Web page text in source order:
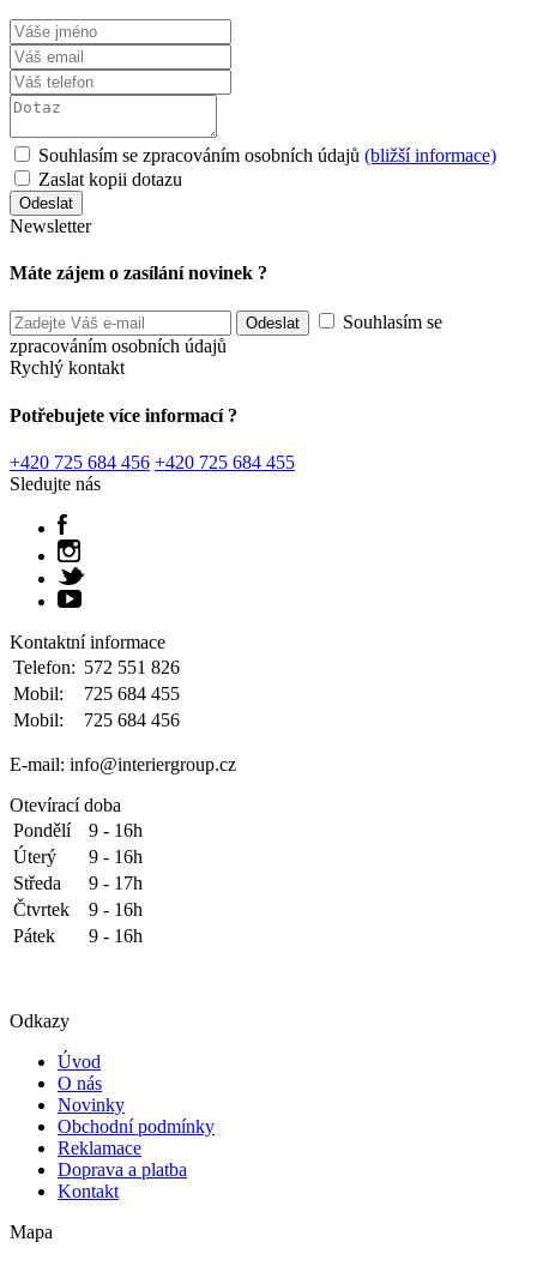
Souhlasím se zpracováním osobních údajů (bližší informace)
Zaslat kopii dotazu
Newsletter
Máte zájem o zasílání novinek ?
Souhlasím se
zpracováním osobních údajů
Rychlý kontakt
Potřebujete více informací ?
+420 725 684 456 +420 725 684 455
Sledujte nás
Kontaktní informace
Telefon: 572 551 826
Mobil:
725 684 455
Mobil:
725 684 456
E-mail: info@interiergroup.cz
Otevírací doba
Pondělí
9 - 16h
Úterý
9 - 16h
Středa
9 - 17h
Čtvrtek
9 - 16h
Pátek
9 - 16h
Odkazy
Úvod
O nás
Novinky
Obchodní podmínky
Reklamace
Doprava a platba
Kontakt
Mapa